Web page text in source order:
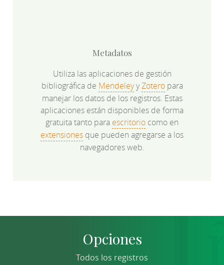
Metadatos
Utiliza las aplicaciones de gestión
bibliográfica de MendeleyyZoteropara
manejar los datos de los registros. Estas
aplicaciones están disponibles de forma
gratuita tanto para escritorio como en
extensiones que pueden agregarse a los
navegadores web.
Opciones
Todos los registros